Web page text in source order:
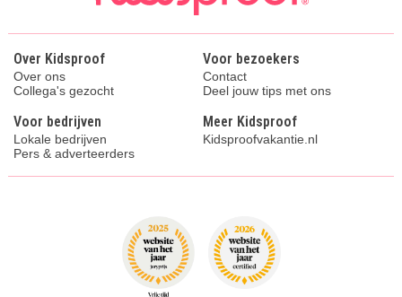
Over Kidsproof
Over ons
Collega's gezocht
Voor bezoekers
Contact
Deel jouw tips met ons
Voor bedrijven
Lokale bedrijven
Pers & adverteerders
Meer Kidsproof
Kidsproofvakantie.nl